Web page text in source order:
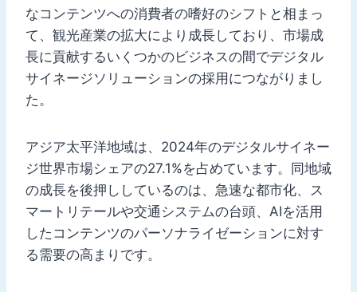
なコンテンツへの消費者の嗜好のシフトと相まっ
て、観光産業の拡大により成長しており、市場成
長に貢献するいくつかのビジネスの間でデジタル
サイネージソリューションの採用につながりまし
た。
アジア太平洋地域は、2024年のデジタルサイネー
ジ世界市場シェアの27.1%を占めています。同地域
の成長を後押ししているのは、急速な都市化、ス
マートリテールや交通システムの台頭、AIを活用
したコンテンツのパーソナライゼーションに対す
る需要の高まりです。